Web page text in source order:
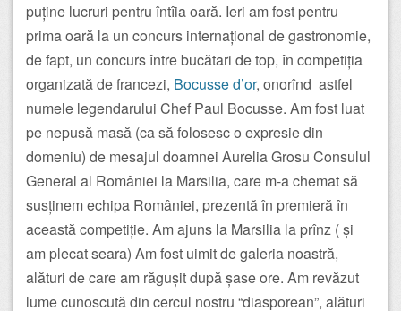
puține lucruri pentru întîia oară. Ieri am fost pentru
prima oară la un concurs internațional de gastronomie,
de fapt, un concurs între bucătari de top, în competiția
organizată de francezi, Bocusse d’or, onorînd astfel
numele legendarului Chef Paul Bocusse. Am fost luat
pe nepusă masă (ca să folosesc o expresie din
domeniu) de mesajul doamnei Aurelia Grosu Consulul
General al României la Marsilia, care m-a chemat să
susținem echipa României, prezentă în premieră în
această competiție. Am ajuns la Marsilia la prînz ( și
am plecat seara) Am fost uimit de galeria noastră,
alături de care am răgușit după șase ore. Am revăzut
lume cunoscută din cercul nostru “diasporean”, alături